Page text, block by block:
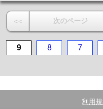
<< 次のページ
9 8 7
利用